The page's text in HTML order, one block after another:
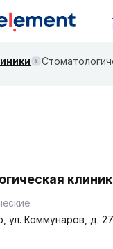
ул. Коммунаров, д.